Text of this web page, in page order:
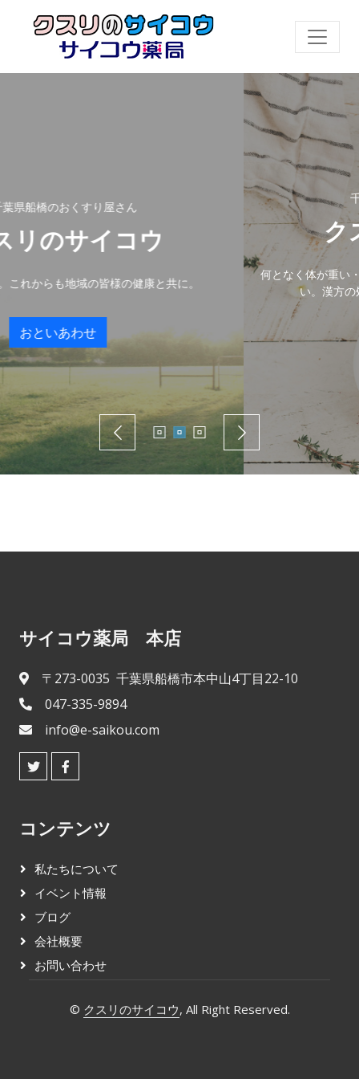
すり屋さん
イコウ
の皆様の健康と共に。
千葉県船橋のお
クスリの
何となく体が重い・だるい。未
い。漢方の処方で改善の
おといあ
サイコウ薬局 本店
〒273-0035 千葉県船橋市本中山4丁目22-10
047-335-9894
info@e-saikou.com
コンテンツ
私たちについて
イベント情報
ブログ
会社概要
お問い合わせ
© クスリのサイコウ, All Right Reserved.